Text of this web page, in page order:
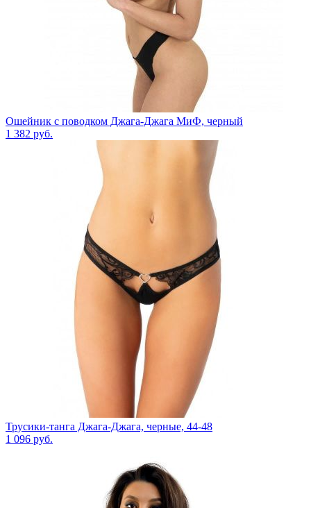
Ошейник с поводком Джага-Джага МиФ, черный
1 382 руб.
Трусики-танга Джага-Джага, черные, 44-48
1 096 руб.